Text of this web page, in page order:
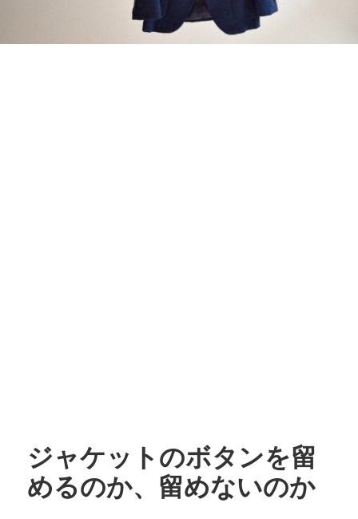
ジャケットのボタンを留
めるのか、留めないのか